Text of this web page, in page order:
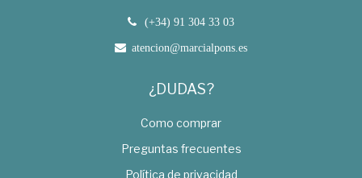
(+34) 91 304 33 03
atencion@marcialpons.es
¿DUDAS?
Como comprar
Preguntas frecuentes
Política de privacidad